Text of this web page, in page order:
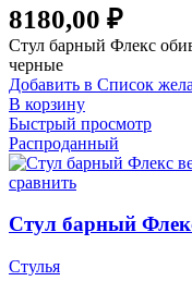
8180,00 ₽
Стул барный Флекс
черные
Добавить в Список
В корзину
Быстрый просмотр
Распроданный
сравнить
Стул барный
Стулья